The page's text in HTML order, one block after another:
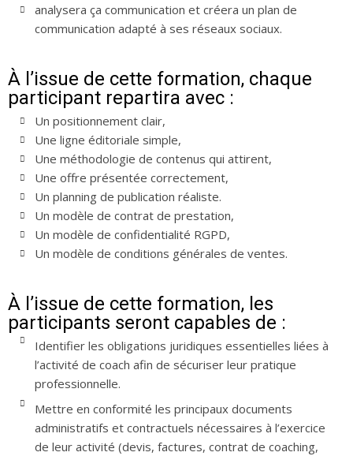
analysera ça communication et créera un plan de
communication adapté à ses réseaux sociaux.
À l’issue de cette formation, chaque
participant repartira avec :
Un positionnement clair,
Une ligne éditoriale simple,
Une méthodologie de contenus qui attirent,
Une offre présentée correctement,
Un planning de publication réaliste.
Un modèle de contrat de prestation,
Un modèle de confidentialité RGPD,
Un modèle de conditions générales de ventes.
À l’issue de cette formation, les
participants seront capables de :
Identifier les obligations juridiques essentielles liées à
l’activité de coach afin de sécuriser leur pratique
professionnelle.
Mettre en conformité les principaux documents
administratifs et contractuels nécessaires à l’exercice
de leur activité (devis, factures, contrat de coaching,